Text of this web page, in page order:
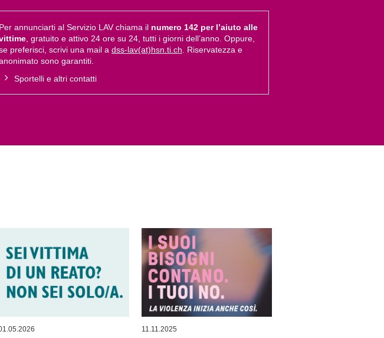
Per annunciarti al Servizio LAV chiama il numero 142 per l’aiuto alle
, gratuito e attivo 24 ore su 24, tutti i giorni dell’anno. Oppure,
preferisci, scrivi una mail a dss-lav(at)hsn.ti.ch . Riservatezza e
sono garantiti.
Sportelli e altri contatti
11.11.2025